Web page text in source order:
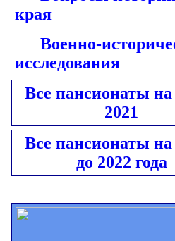
края
Военно-
исследования
Все пансионаты на
2021
Все пансионаты на
до 2022 года